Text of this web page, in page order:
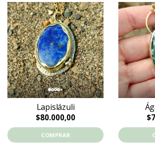
Lapislázuli
$80.000,00
COMPRAR